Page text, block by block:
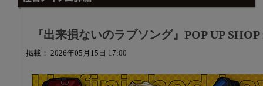
『出来損ないのラブソング』POP UP
掲載： 2026年05月15日 17:00